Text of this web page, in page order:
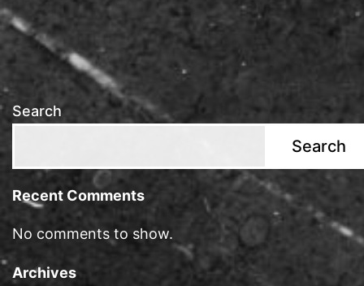
Search
Search
Recent Comments
No comments to show.
Archives